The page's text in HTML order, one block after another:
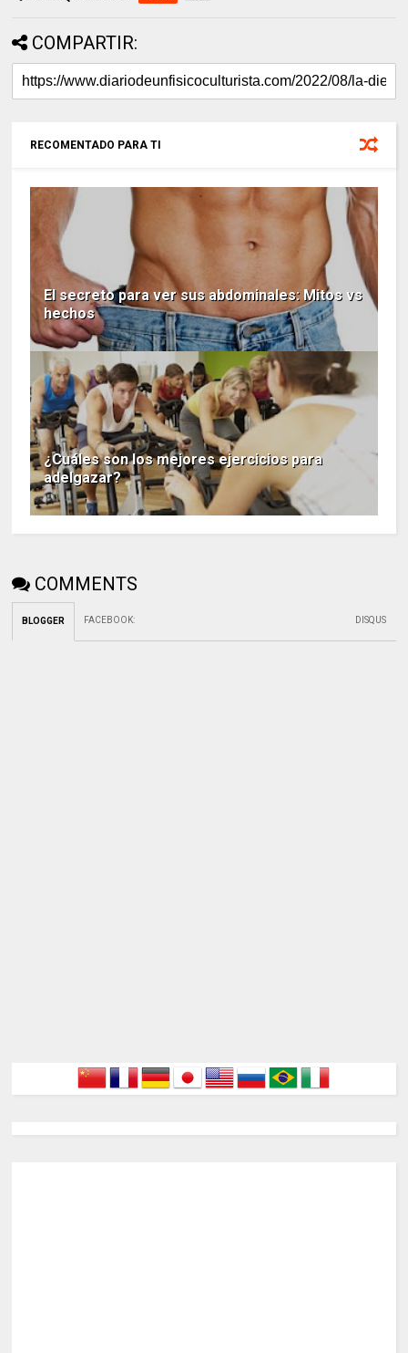
COMPARTIR:
RECOMENTADO PARA TI
El secreto para ver sus abdominales: Mitos vs
hechos
¿Cuáles son los mejores ejercicios para
adelgazar?
COMMENTS
BLOGGER FACEBOOK: DISQUS